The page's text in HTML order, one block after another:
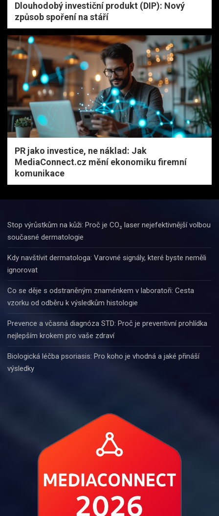
Dlouhodobý investiční produkt (DIP): Nový
způsob spoření na stáří
PR jako investice, ne náklad: Jak
MediaConnect.cz mění ekonomiku firemní
komunikace
Stop výrůstkům na kůži: Proč je CO₂ laser nejefektivnější volbou
současné dermatologie
Kdy navštívit dermatologa: Varovné signály, které byste neměli
ignorovat
Co se děje s odstraněným znaménkem v laboratoři: Cesta
vzorku od odběru k výsledkům histologie
Prevence a včasná diagnóza STD: Proč je preventivní prohlídka
nejlepším krokem pro vaše zdraví
Biologická léčba psoriasis: Pro koho je vhodná a jaké přináší
výsledky